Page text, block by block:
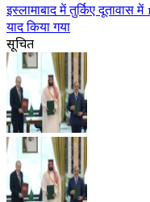
इस्लामाबाद में तुर्किए दूतावास
याद किया गया
सूचित